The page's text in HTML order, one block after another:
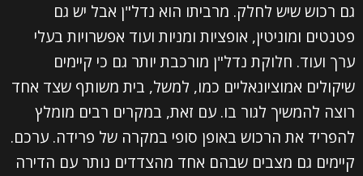
גם רכוש שיש לחלק. מרביתו הוא נדל"ן אבל יש גם
פטנטים ומוניטין, אופציות ומניות ועוד אפשרויות בעלי
ערך ועוד. חלוקת נדל"ן מורכבת יותר גם כי קיימים
שיקולים אמוציונאליים כמו, למשל, בית משותף שצד אחד
רוצה להמשיך לגור בו. עם זאת, במקרים רבים מומלץ
להפריד את הרכוש באופן סופי במקרה של פרידה. ערכם.
קיימים גם מצבים שבהם אחד מהצדדים נותר עם הדירה